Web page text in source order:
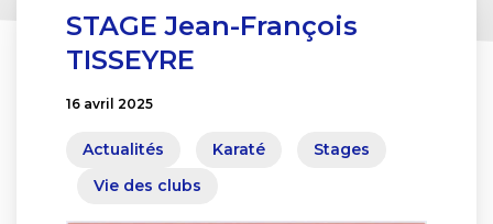
STAGE Jean-François
TISSEYRE
16 avril 2025
Actualités Karaté
Stages
Vie des clubs